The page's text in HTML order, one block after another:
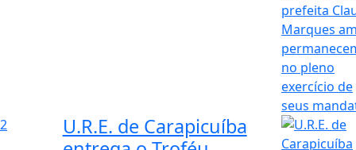
2
U.R.E. de Carapicuíba